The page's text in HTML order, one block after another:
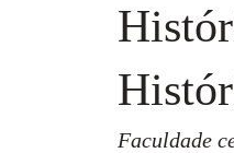
Faculdade